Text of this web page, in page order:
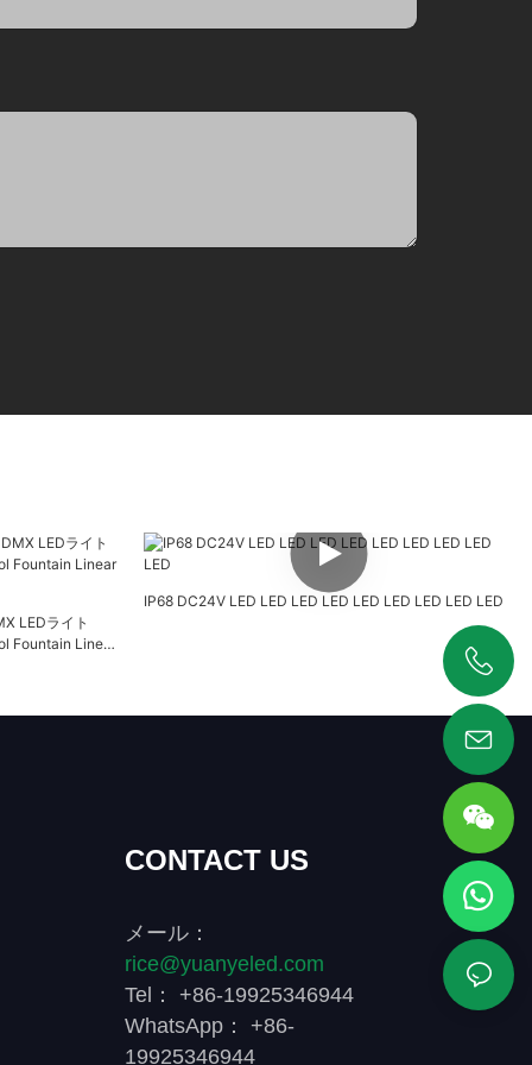
LEDライト
Fountain Linear
IP68 DC24V LED LED LED LED LED LED LED LED LED
CONTACT US
メール：
rice@yuanyeled.com
Tel： +86-19925346944
WhatsApp： +86-
19925346944